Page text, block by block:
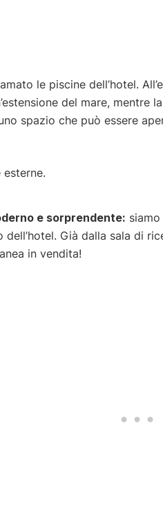
le piscine dell’hotel.
del mare,
spazio che può essere
e sorprendente:
dell’hotel. Già dalla sala di
in vendita!